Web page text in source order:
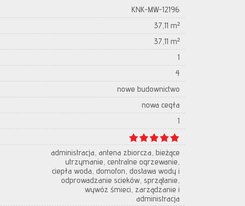
KNK-MW-12196
37,11 m²
37,11 m²
1
4
nowe budownictwo
nowa cegła
1
administracja, antena zbiorcza, bieżące
utrzymanie, centralne ogrzewanie,
ciepła woda, domofon, dostawa wody i
odprowadzanie scieków, sprzątanie,
wywóz śmieci, zarządzanie i
administracja